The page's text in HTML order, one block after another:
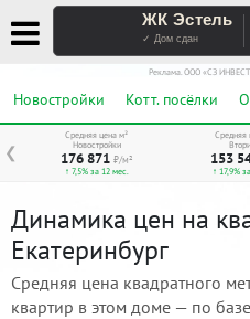
ЖК Эстель
✓ Дом сдан
Реклама. ООО «СЗ
Новостройки Котт. посёлки
❮
Средняя цена м²
Новостройки
176 871 ₽/м²
↑ 7,5% за 12 мес.
Средняя
153
↑ 17,9%
Динамика цен на
Екатеринбург
Средняя цена квадратного
квартир в этом доме — по